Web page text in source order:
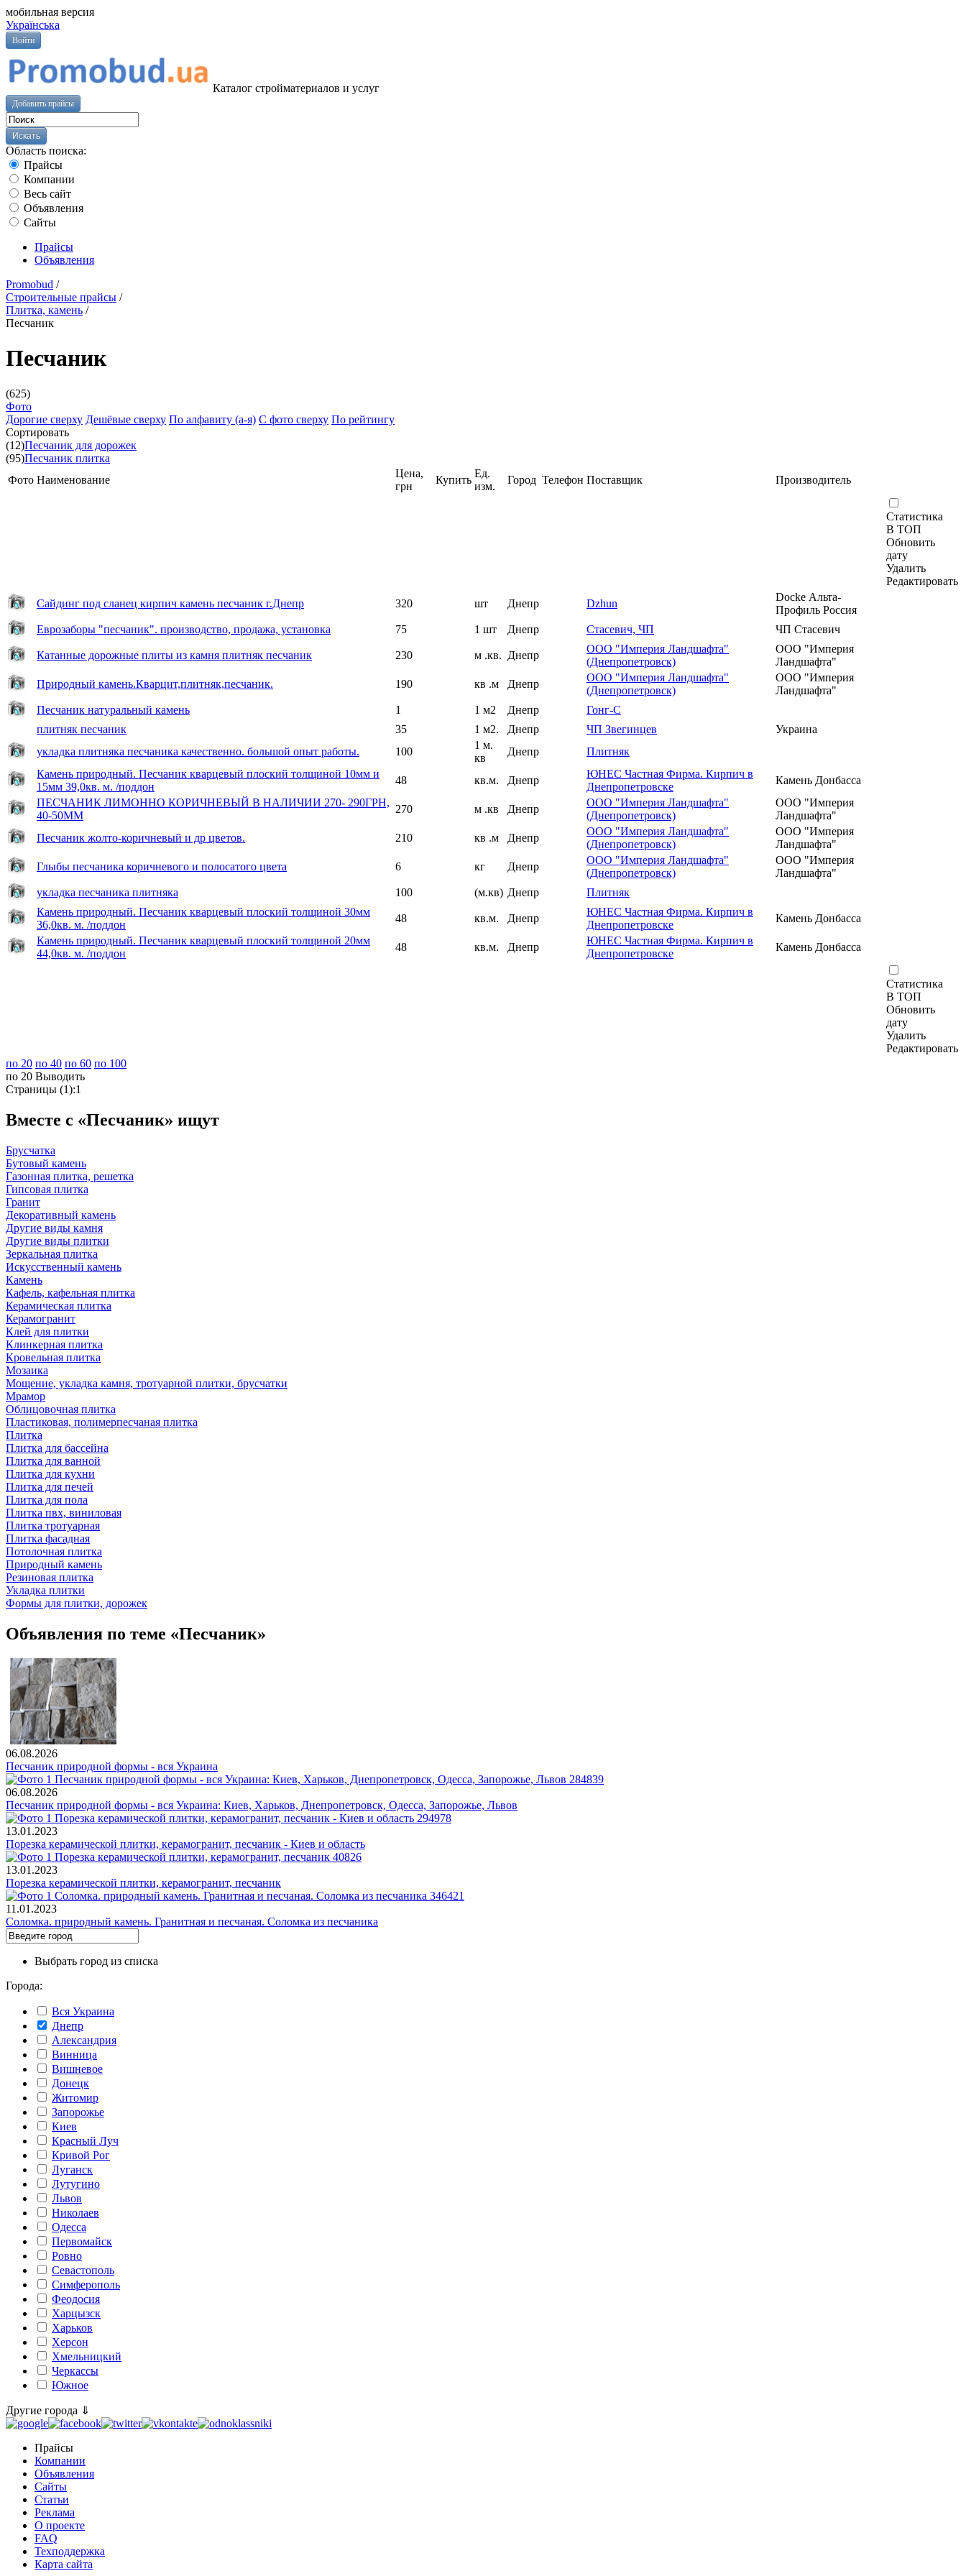
мобильная версия
Українська
Войти
Каталог стройматериалов и услуг
Добавить прайсы
Область поиска:
Прайсы
Компании
Весь сайт
Объявления
Сайты
Прайсы
Объявления
Promobud /
Строительные прайсы /
Плитка, камень /
Песчаник
Песчаник
(625)
Фото
Дорогие сверху Дешёвые сверху По алфавиту (а-я) С фото сверху По рейтингу
Сортировать
(12)Песчаник для дорожек
(95)Песчаник плитка
Фото Наименование
Цена,
грн
Купить
Ед.
изм.
Город Телефон Поставщик Производитель
Статистика
В ТОП
Обновить
дату
Удалить
Редактировать
Сайдинг под сланец кирпич камень песчаник г.Днепр
320 шт Днепр Dzhun
Docke Альта-
Профиль Россия
Еврозаборы "песчаник". производство, продажа, установка
75 1 шт Днепр Стасевич, ЧП ЧП Стасевич
Катанные дорожные плиты из камня плитняк песчаник 230 м .кв. Днепр
ООО "Империя Ландшафта"
(Днепропетровск)
ООО "Империя
Ландшафта"
Природный камень.Кварцит,плитняк,песчаник.
190 кв .м Днепр
ООО "Империя Ландшафта"
(Днепропетровск)
ООО "Империя
Ландшафта"
Песчаник натуральный камень
1 1 м2 Днепр
Гонг-С
плитняк песчаник
35 1 м2. Днепр ЧП Звегинцев
Украина
укладка плитняка песчаника качественно. большой опыт работы.
100
1 м.
кв
Днепр
Плитняк
Камень природный. Песчаник кварцевый плоский толщиной 10мм и
15мм 39,0кв. м. /поддон
48 кв.м. Днепр
ЮНЕС Частная Фирма. Кирпич в
Днепропетровске
Камень Донбасса
ПЕСЧАНИК ЛИМОННО КОРИЧНЕВЫЙ В НАЛИЧИИ 270- 290ГРН,
40-50ММ
270 м .кв Днепр
ООО "Империя Ландшафта"
(Днепропетровск)
ООО "Империя
Ландшафта"
Песчаник жолто-коричневый и др цветов.
210 кв .м Днепр
ООО "Империя Ландшафта"
(Днепропетровск)
ООО "Империя
Ландшафта"
Глыбы песчаника коричневого и полосатого цвета
6 кг Днепр
ООО "Империя Ландшафта"
(Днепропетровск)
ООО "Империя
Ландшафта"
укладка песчаника плитняка
100 (м.кв) Днепр
Плитняк
Камень природный. Песчаник кварцевый плоский толщиной 30мм
36,0кв. м. /поддон
48 кв.м. Днепр
ЮНЕС Частная Фирма. Кирпич в
Днепропетровске
Камень Донбасса
Камень природный. Песчаник кварцевый плоский толщиной 20мм
44,0кв. м. /поддон
48 кв.м. Днепр
ЮНЕС Частная Фирма. Кирпич в
Днепропетровске
Камень Донбасса
Статистика
В ТОП
Обновить
дату
Удалить
Редактировать
по 20 по 40 по 60 по 100
по 20 Выводить
Страницы (1):1
Вместе с «Песчаник» ищут
Брусчатка
Бутовый камень
Газонная плитка, решетка
Гипсовая плитка
Гранит
Декоративный камень
Другие виды камня
Другие виды плитки
Зеркальная плитка
Искусственный камень
Камень
Кафель, кафельная плитка
Керамическая плитка
Керамогранит
Клей для плитки
Клинкерная плитка
Кровельная плитка
Мозаика
Мощение, укладка камня, тротуарной плитки, брусчатки
Мрамор
Облицовочная плитка
Пластиковая, полимерпесчаная плитка
Плитка
Плитка для бассейна
Плитка для ванной
Плитка для кухни
Плитка для печей
Плитка для пола
Плитка пвх, виниловая
Плитка тротуарная
Плитка фасадная
Потолочная плитка
Природный камень
Резиновая плитка
Укладка плитки
Формы для плитки, дорожек
Объявления по теме «Песчаник»
06.08.2026
Песчаник природной формы - вся Украина
06.08.2026
Песчаник природной формы - вся Украина: Киев, Харьков, Днепропетровск, Одесса, Запорожье, Львов
13.01.2023
Порезка керамической плитки, керамогранит, песчаник - Киев и область
13.01.2023
Порезка керамической плитки, керамогранит, песчаник
11.01.2023
Соломка. природный камень. Гранитная и песчаная. Соломка из песчаника
Выбрать город из списка
Города:
Вся Украина
Днепр
Александрия
Винница
Вишневое
Донецк
Житомир
Запорожье
Киев
Красный Луч
Кривой Рог
Луганск
Лутугино
Львов
Николаев
Одесса
Первомайск
Ровно
Севастополь
Симферополь
Феодосия
Харцызск
Харьков
Херсон
Хмельницкий
Черкассы
Южное
Другие города ⇓
Прайсы
Компании
Объявления
Сайты
Статьи
Реклама
О проекте
FAQ
Техподдержка
Карта сайта